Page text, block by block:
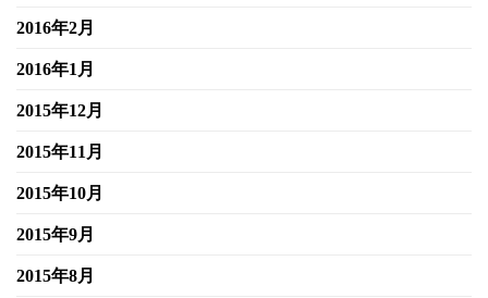
2016年2月
2016年1月
2015年12月
2015年11月
2015年10月
2015年9月
2015年8月